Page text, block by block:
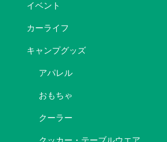
イベント
カーライフ
キャンプグッズ
アパレル
おもちゃ
クーラー